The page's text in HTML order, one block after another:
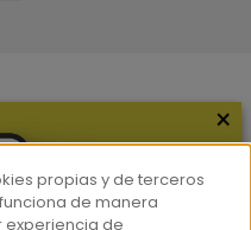
×
propias y de terceros
de manera
de